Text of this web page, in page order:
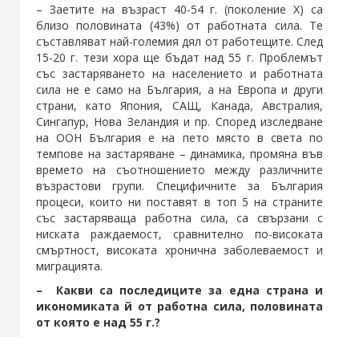
– Заетите на възраст 40-54 г. (поколение Х) са
близо половината (43%) от работната сила. Те
съставляват най-големия дял от работещите. След
15-20 г. тези хора ще бъдат над 55 г. Проблемът
със застаряването на населението и работната
сила не е само на България, а на Европа и други
страни, като Япония, САЩ, Канада, Австралия,
Сингапур, Нова Зеландия и пр. Според изследване
на ООН България е на пето място в света по
темпове на застаряване – динамика, промяна във
времето на съотношението между различните
възрастови групи. Специфичните за България
процеси, които ни поставят в топ 5 на страните
със застаряваща работна сила, са свързани с
ниската раждаемост, сравнително по-високата
смъртност, високата хронична заболеваемост и
миграцията.
– Какви са последиците за една страна и
икономиката й от работна сила, половината
от която е над 55 г.?